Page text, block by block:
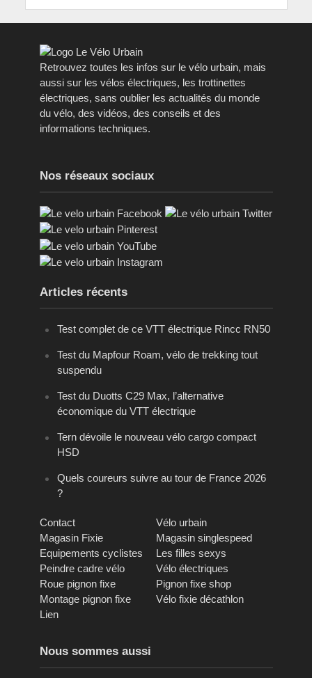
Retrouvez toutes les infos sur le vélo urbain, mais
aussi sur les vélos électriques, les trottinettes
électriques, sans oublier les actualités du monde
du vélo, des vidéos, des conseils et des
informations techniques.
Nos réseaux sociaux
Articles récents
Test complet de ce VTT électrique Rincc RN50
Test du Mapfour Roam, vélo de trekking tout
suspendu
Test du Duotts C29 Max, l’alternative
économique du VTT électrique
Tern dévoile le nouveau vélo cargo compact
HSD
Quels coureurs suivre au tour de France 2026
?
Contact
Vélo urbain
Magasin Fixie
Magasin singlespeed
Equipements cyclistes
Les filles sexys
Peindre cadre vélo
Vélo électriques
Roue pignon fixe
Pignon fixe shop
Montage pignon fixe
Vélo fixie décathlon
Lien
Nous sommes aussi